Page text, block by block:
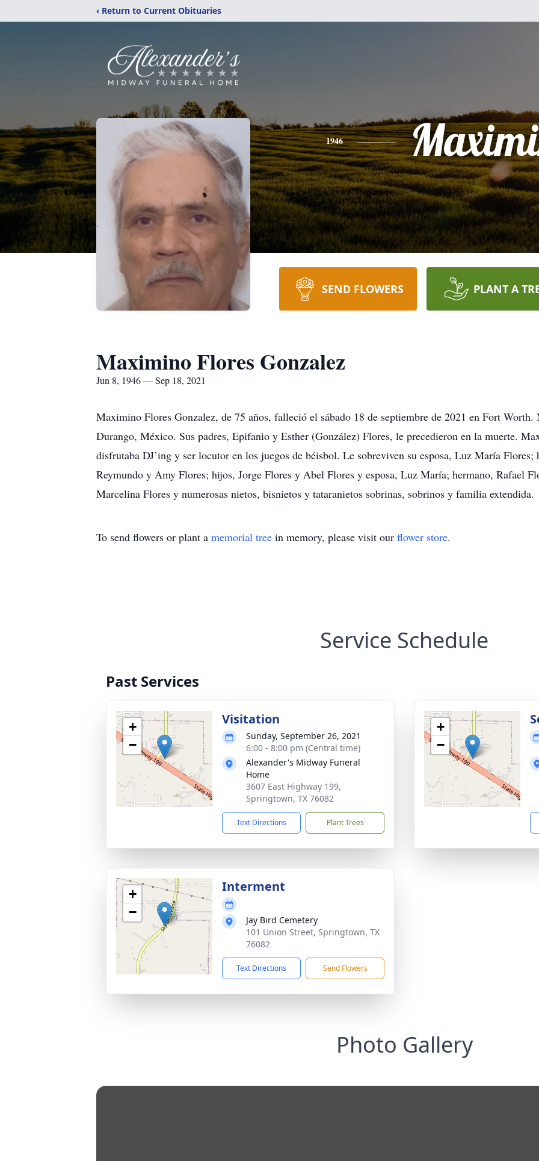
‹ Return to Current Obituaries
1946
SEND FLOWERS PLANT A
Maximino Flores Gonzalez
Jun 8, 1946 — Sep 18, 2021
Maximino Flores Gonzalez, de 75 años, falleció el sábado 18 de septiembre de 2021 en Fort
Durango, México. Sus padres, Epifanio y Esther (González) Flores, le precedieron en la muerte.
disfrutaba DJ’ing y ser locutor en los juegos de béisbol. Le sobreviven su esposa, Luz María
Reymundo y Amy Flores; hijos, Jorge Flores y Abel Flores y esposa, Luz María; hermano, Rafael
Marcelina Flores y numerosas nietos, bisnietos y tataranietos sobrinas, sobrinos y familia extendida.
To send flowers or plant a memorial tree in memory, please visit our flower store.
Service Schedule
Past Services
+
−
Visitation
Sunday, September 26, 2021
6:00 - 8:00 pm (Central time)
Alexander's Midway Funeral
Home
3607 East Highway 199,
Springtown, TX 76082
Text Directions Plant Trees
+
−
+
−
Interment
Jay Bird Cemetery
101 Union Street, Springtown, TX
76082
Text Directions Send Flowers
Photo Gallery